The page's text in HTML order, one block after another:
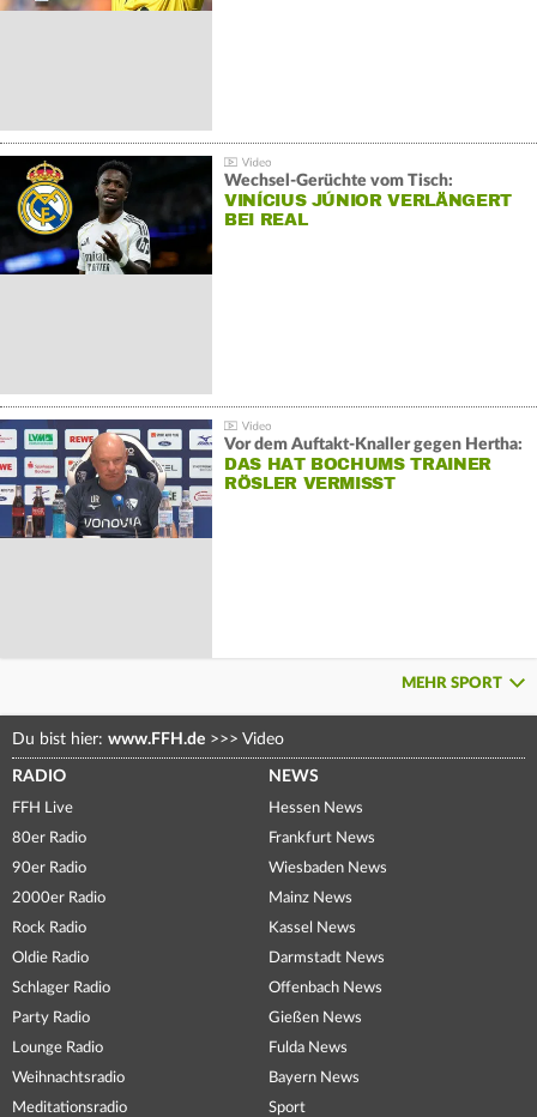
Wechsel-Gerüchte vom Tisch:
VINÍCIUS JÚNIOR VERLÄNGERT
BEI REAL
Vor dem Auftakt-Knaller gegen Hertha:
DAS HAT BOCHUMS TRAINER
RÖSLER VERMISST
MEHR SPORT
Du bist hier: www.FFH.de >>> Video
RADIO
FFH Live
80er Radio
90er Radio
2000er Radio
Rock Radio
Oldie Radio
Schlager Radio
Party Radio
Lounge Radio
Weihnachtsradio
Meditationsradio
NEWS
Hessen News
Frankfurt News
Wiesbaden News
Mainz News
Kassel News
Darmstadt News
Offenbach News
Gießen News
Fulda News
Bayern News
Sport